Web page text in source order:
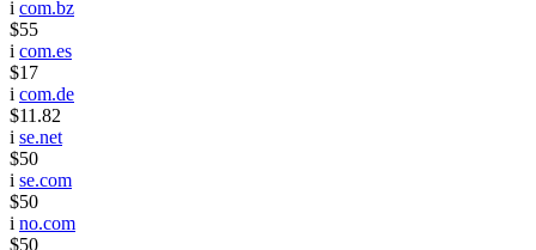
i com.bz
$55
i com.es
$17
i com.de
$11.82
i se.net
$50
i se.com
$50
i no.com
$50